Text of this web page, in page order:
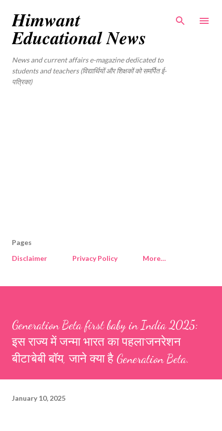
𝑯𝒊𝒎𝒘𝒂𝒏𝒕
𝑬𝒅𝒖𝒄𝒂𝒕𝒊𝒐𝒏𝒂𝒍 𝑵𝒆𝒘𝒔
News and current affairs e-magazine dedicated to
students and teachers (विद्यार्थियों और शिक्षकों को समर्पित ई-
पत्रिका)
Pages
Disclaimer
Privacy Policy More…
Generation Beta first baby in India 2025:
इस राज्य में जन्मा भारत का पहला`जनरेशन
बीटा`बेबी बॉय, जाने क्या है Generation Beta.
January 10, 2025